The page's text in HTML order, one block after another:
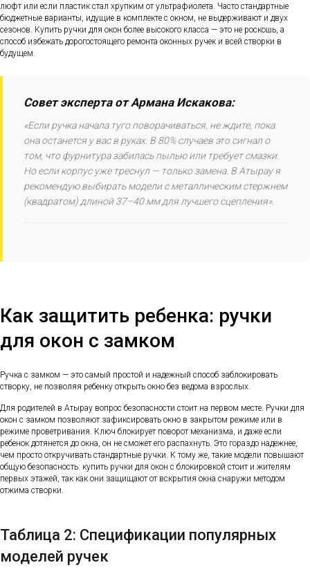
люфт или если пластик стал хрупким от ультрафиолета. Часто стандартные
бюджетные варианты, идущие в комплекте с окном, не выдерживают и двух
сезонов. Купить ручки для окон более высокого класса — это не роскошь, а
способ избежать дорогостоящего ремонта оконных ручек и всей створки в
будущем.
Совет эксперта от Армана Искакова:
«Если ручка начала туго поворачиваться, не ждите, пока
она останется у вас в руках. В 80% случаев это сигнал о
том, что фурнитура забилась пылью или требует смазки.
Но если корпус уже треснул — только замена. В Атырау я
рекомендую выбирать модели с металлическим стержнем
(квадратом) длиной 37–40 мм для лучшего сцепления».
Как защитить ребенка: ручки
для окон с замком
Ручка с замком — это самый простой и надежный способ заблокировать
створку, не позволяя ребенку открыть окно без ведома взрослых.
Для родителей в Атырау вопрос безопасности стоит на первом месте. Ручки для
окон с замком позволяют зафиксировать окно в закрытом режиме или в
режиме проветривания. Ключ блокирует поворот механизма, и даже если
ребенок дотянется до окна, он не сможет его распахнуть. Это гораздо надежнее,
чем просто откручивать стандартные ручки. К тому же, такие модели повышают
общую безопасность: купить ручки для окон с блокировкой стоит и жителям
первых этажей, так как они защищают от вскрытия окна снаружи методом
отжима створки.
Таблица 2: Спецификации популярных
моделей ручек